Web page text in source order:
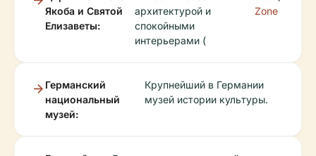
Якоба и Святой
Елизаветы:
архитектурой и
спокойными
интерьерами (
Zone
Германский
национальный
музей:
Крупнейший в Германии
музей истории культуры.